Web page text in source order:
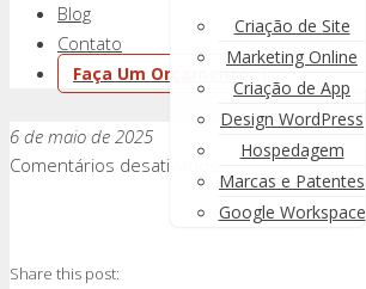
Criação de Site
Marketing Online
Criação de App
Design WordPress
Hospedagem
Marcas e Patentes
Google Workspace
Blog
Contato
Faça Um Orçamento
6 de maio de 2025
Comentários desativados
em
Share this post: